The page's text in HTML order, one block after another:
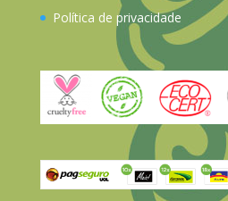
Política de privacidade